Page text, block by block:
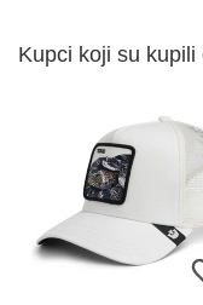
Kupci koji su